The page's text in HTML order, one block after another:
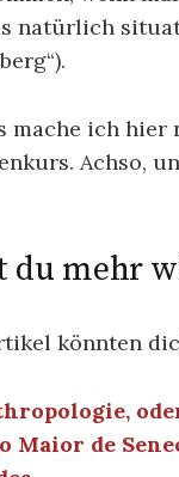
natürlich
mache ich hier
Achso,
mehr
könnten
Maior de